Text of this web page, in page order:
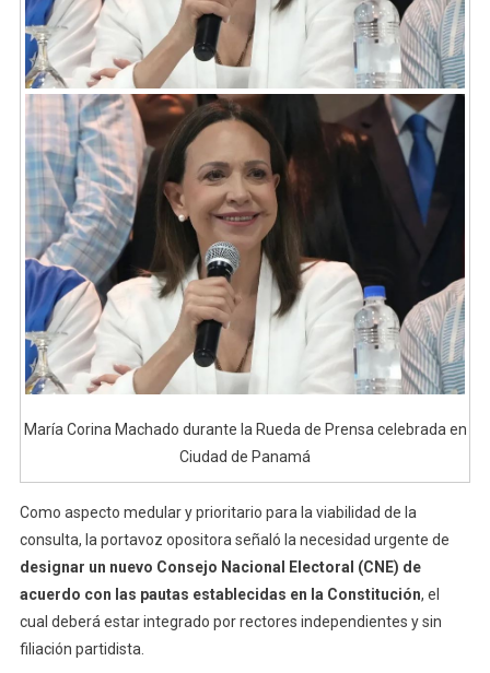
María Corina Machado durante la Rueda de Prensa celebrada en
Ciudad de Panamá
Como aspecto medular y prioritario para la viabilidad de la
consulta, la portavoz opositora señaló la necesidad urgente de
designar un nuevo Consejo Nacional Electoral (CNE) de
acuerdo con las pautas establecidas en la Constitución, el
cual deberá estar integrado por rectores independientes y sin
filiación partidista.